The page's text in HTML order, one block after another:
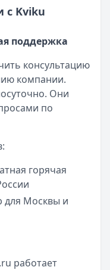
с Kviku
поддержка
консультацию
компании.
Они
по
горячая
для Москвы и
работает